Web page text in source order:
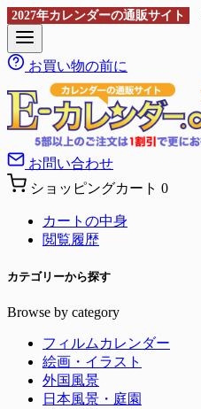
2027年カレンダーの通販サイト
お買い物の前に
お問い合わせ
ショッピングカート 0
カートの中身
閲覧履歴
カテゴリーから探す
Browse by category
フィルムカレンダー
絵画・イラスト
外国風景
日本風景・庭園